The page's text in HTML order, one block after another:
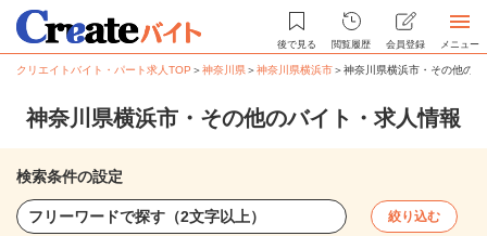
後で見る 閲覧履歴 会員登録 メニュー
クリエイトバイト・パート求人TOP ＞神奈川県＞神奈川県横浜市＞神奈川県横浜市・その他の
神奈川県横浜市・その他のバイト・求人情報
検索条件の設定
絞り込む